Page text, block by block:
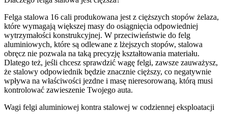
Felga stalowa 16 cali produkowana jest z cięższych stopów żelaza,
które wymagają większej masy do osiągnięcia odpowiedniej
wytrzymałości konstrukcyjnej. W przeciwieństwie do felg
aluminiowych, które są odlewane z lżejszych stopów, stalowa
obręcz nie pozwala na taką precyzję kształtowania materiału.
Dlatego też, jeśli chcesz sprawdzić wagę felgi, zawsze zauważysz,
że stalowy odpowiednik będzie znacznie cięższy, co negatywnie
wpływa na właściwości jezdne i masę nieresorowaną, którą musi
kontrolować zawieszenie Twojego auta.
Wagi felgi aluminiowej kontra stalowej w codziennej eksploatacji